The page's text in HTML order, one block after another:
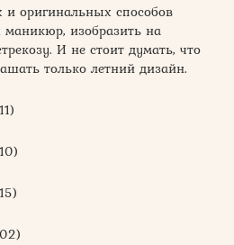
оригинальных способов
изобразить на
И не стоит думать, что
только летний дизайн.